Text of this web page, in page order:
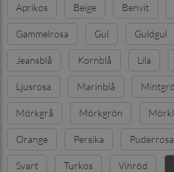
Aprikos Beige Benvit
Gammelrosa Gul Guldgul
Jeansblå Kornblå Lila
Ljusrosa Marinblå
Mörkgrå Mörkgrön
Orange Persika Puderrosa
Svart Turkos Vinröd